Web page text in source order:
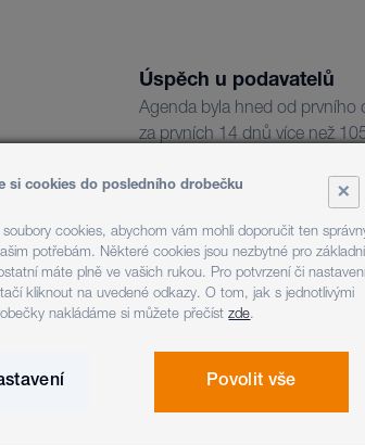
Úspěch u podavatelů
Agenda byla hned od prvního
za prvních 14 dnů více než
Celkem to bylo zhruba 280
stálé nabídky agend systému
možnosti čerpání
Efektivní využití
Nová agenda Mimořádný
vlastnosti systému Czech
a nabídnout v nejširší
×
si cookies do posledního drobečku
cookies, abychom vám mohli doporučit ten
potřebám. Některé cookies jsou nezbytné pro základní
máte plně ve vašich rukou. Pro potvrzení či nastavení
kliknout na uvedené odkazy. O tom, jak s jednotlivými
nakládáme si můžete přečístzde.
Povolit vše